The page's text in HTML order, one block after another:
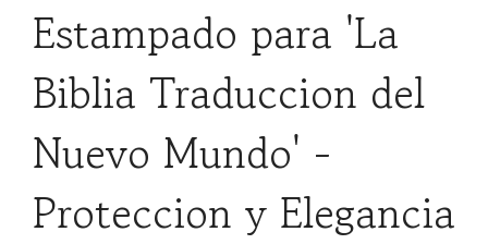
Estampado para 'La
Biblia Traduccion del
Nuevo Mundo' -
Proteccion y Elegancia